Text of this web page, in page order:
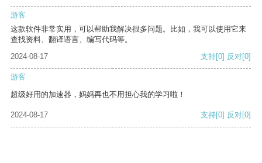
游客
这款软件非常实用，可以帮助我解决很多问题。比如，我可以使用它来
查找资料、翻译语言、编写代码等。
2024-08-17
支持[0] 反对[0]
游客
超级好用的加速器，妈妈再也不用担心我的学习啦！
2024-08-17 支持[0] 反对[0]